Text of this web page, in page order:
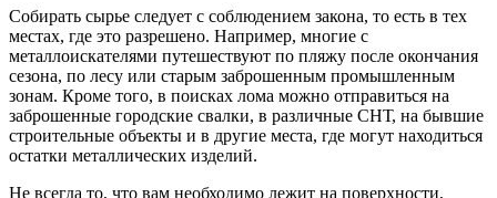
Собирать сырье следует с соблюдением закона, то есть в тех
местах, где это разрешено. Например, многие с
металлоискателями путешествуют по пляжу после окончания
сезона, по лесу или старым заброшенным промышленным
зонам. Кроме того, в поисках лома можно отправиться на
заброшенные городские свалки, в различные СНТ, на бывшие
строительные объекты и в другие места, где могут находиться
остатки металлических изделий.
Не всегда то, что вам необходимо лежит на поверхности,